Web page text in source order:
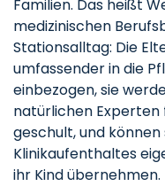
Familien. Das heißt
medizinischen
Stationsalltag: Die
umfassender in die
einbezogen, sie
natürlichen Experten
geschult, und
Klinikaufenthaltes
ihr Kind übernehmen.